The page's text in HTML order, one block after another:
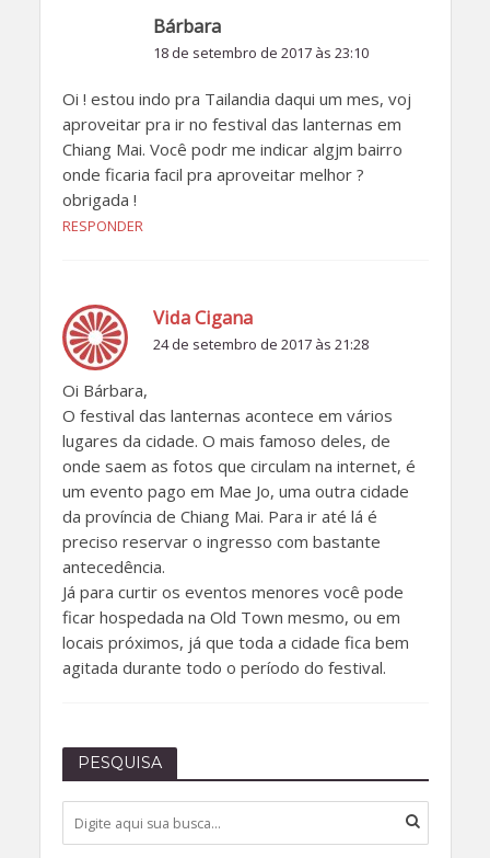
Bárbara
18 de setembro de 2017 às 23:10
Oi ! estou indo pra Tailandia daqui um mes, voj
aproveitar pra ir no festival das lanternas em
Chiang Mai. Você podr me indicar algjm bairro
onde ficaria facil pra aproveitar melhor ?
obrigada !
RESPONDER
Vida Cigana
24 de setembro de 2017 às 21:28
Oi Bárbara,
O festival das lanternas acontece em vários
lugares da cidade. O mais famoso deles, de
onde saem as fotos que circulam na internet, é
um evento pago em Mae Jo, uma outra cidade
da província de Chiang Mai. Para ir até lá é
preciso reservar o ingresso com bastante
antecedência.
Já para curtir os eventos menores você pode
ficar hospedada na Old Town mesmo, ou em
locais próximos, já que toda a cidade fica bem
agitada durante todo o período do festival.
PESQUISA